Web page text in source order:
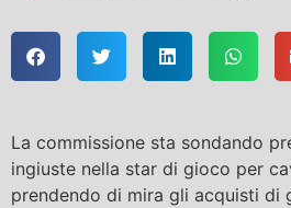
La commissione sta sondando
ingiuste nella star di gioco per
prendendo di mira gli acquisti di